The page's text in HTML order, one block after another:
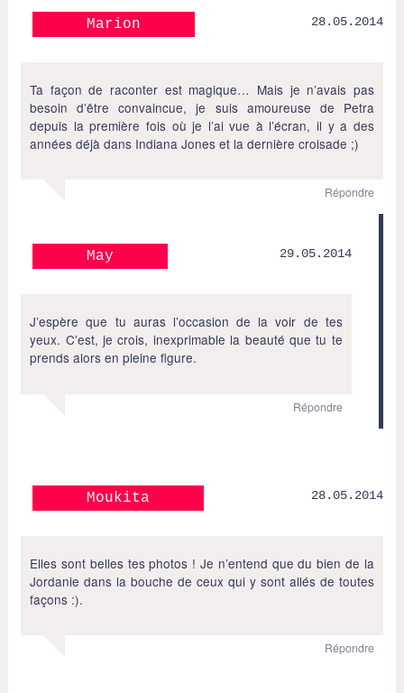
Marion 28.05.2014
Ta façon de raconter est magique… Mais je n’avais pas
besoin d’être convaincue, je suis amoureuse de Petra
depuis la première fois où je l’ai vue à l’écran, il y a des
années déjà dans Indiana Jones et la dernière croisade ;)
Répondre
May 29.05.2014
J’espère que tu auras l’occasion de la voir de tes
yeux. C’est, je crois, inexprimable la beauté que tu te
prends alors en pleine figure.
Répondre
Moukita 28.05.2014
Elles sont belles tes photos ! Je n’entend que du bien de la
Jordanie dans la bouche de ceux qui y sont allés de toutes
façons :).
Répondre